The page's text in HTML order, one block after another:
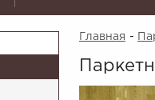
Главная -